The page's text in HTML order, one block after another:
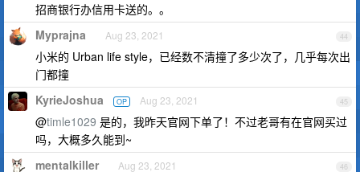
招商银行办信用卡送的。。
44
Myprajna Aug 23, 2021
小米的 Urban life style，已经数不清撞了多少次了，几乎每次出
门都撞
45
KyrieJoshua OP Aug 23, 2021
@timle1029 是的，我昨天官网下单了！不过老哥有在官网买过
吗，大概多久能到~
46
mentalkiller Aug 23, 2021